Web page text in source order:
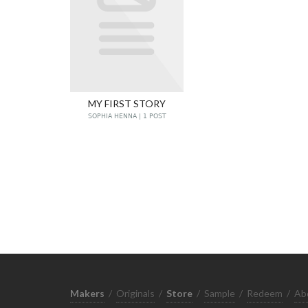
MY FIRST STORY
SOPHIA HENNA | 1 POST
Makers / Originals / Store / Sample / Redeem /